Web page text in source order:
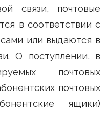
связи, почтовые
в соответствии с
или выдаются в
О поступлении, в
почтовых
почтовых
ящики)